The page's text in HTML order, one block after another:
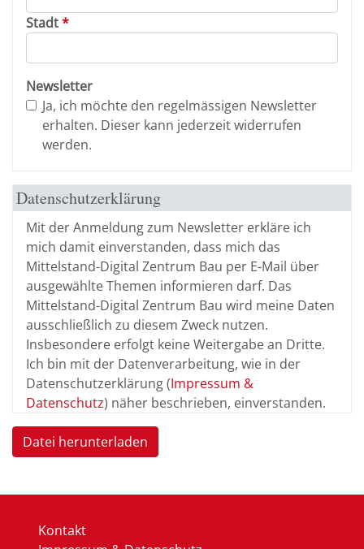
Stadt
Newsletter
Ja, ich möchte den regelmässigen Newsletter
erhalten. Dieser kann jederzeit widerrufen
werden.
Datenschutzerklärung
Mit der Anmeldung zum Newsletter erkläre ich
mich damit einverstanden, dass mich das
Mittelstand-Digital Zentrum Bau per E-Mail über
ausgewählte Themen informieren darf. Das
Mittelstand-Digital Zentrum Bau wird meine Daten
ausschließlich zu diesem Zweck nutzen.
Insbesondere erfolgt keine Weitergabe an Dritte.
Ich bin mit der Datenverarbeitung, wie in der
Datenschutzerklärung (Impressum &
Datenschutz) näher beschrieben, einverstanden.
Datei herunterladen
Kontakt